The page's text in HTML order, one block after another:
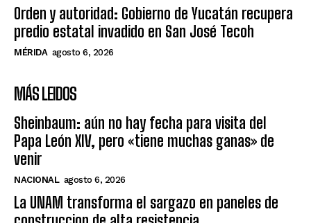
Orden y autoridad: Gobierno de Yucatán recupera
predio estatal invadido en San José Tecoh
MÉRIDA agosto 6, 2026
MÁS LEIDOS
Sheinbaum: aún no hay fecha para visita del
Papa León XIV, pero «tiene muchas ganas» de
venir
NACIONAL agosto 6, 2026
La UNAM transforma el sargazo en paneles de